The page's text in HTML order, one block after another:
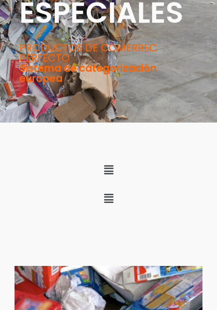
ESPECIALES
PRODUCTOS DE COMERREC
PERFECTO
Sistema de categorización
europea
Menú
Menú